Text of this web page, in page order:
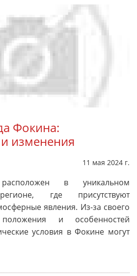
Фокина:
изменения
11 мая 2024 г.
в уникальном
где присутствуют
явления. Из-за своего
положения и особенностей
условия в Фокине могут